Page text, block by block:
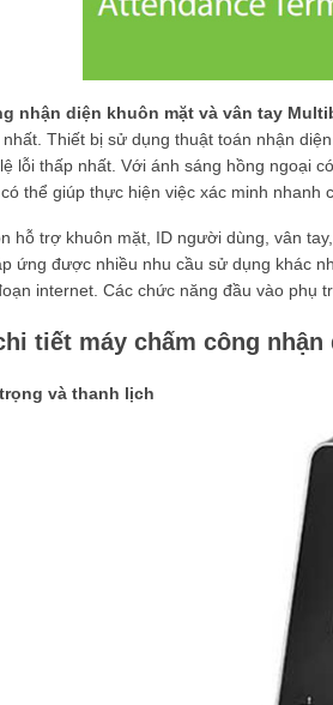
nhận diện khuôn mặt và vân tay
Thiết bị sử dụng thuật toán nhận
lỗi thấp nhất. Với ánh sáng hồng ngoại
thể giúp thực hiện việc xác minh nhanh
hỗ trợ khuôn mặt, ID người dùng, vân
ứng được nhiều nhu cầu sử dụng khác
internet. Các chức năng đầu vào phụ
tiết máy chấm công
và thanh lịch